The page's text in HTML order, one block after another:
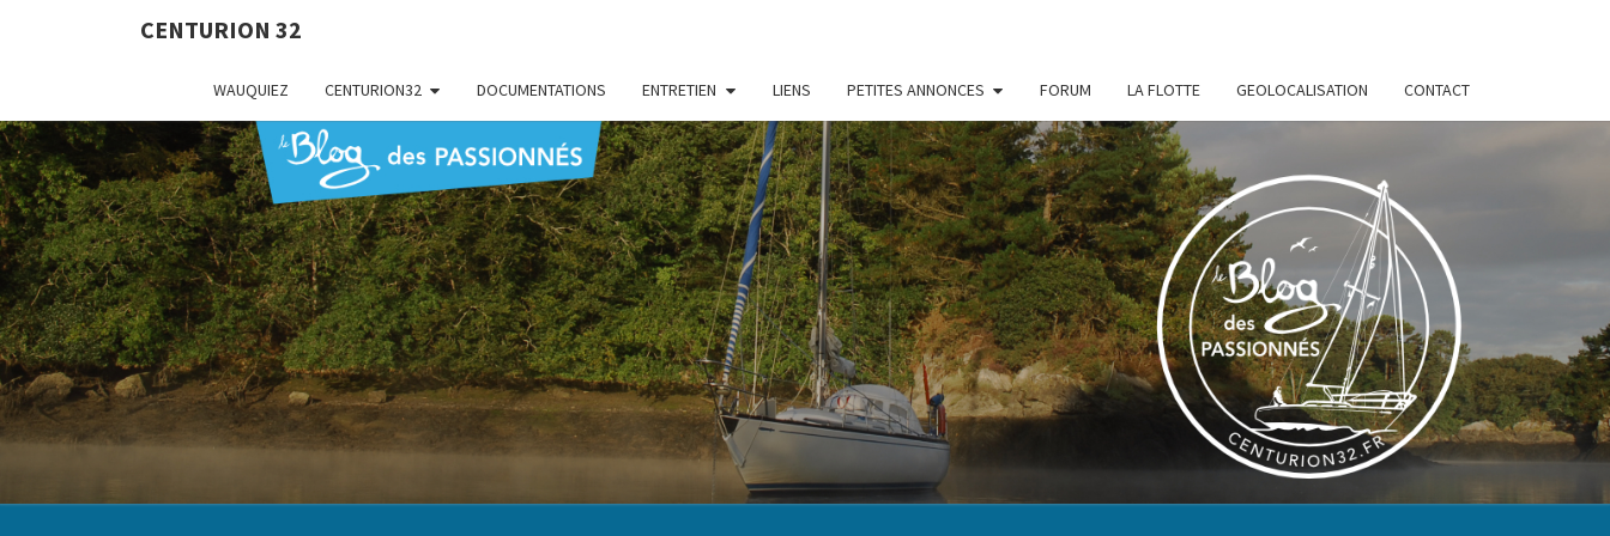
CENTURION 32
WAUQUIEZ CENTURION32 DOCUMENTATIONS ENTRETIEN LIENS PETITES ANNONCES FORUM LA FLOTTE GEOLOCALISATION CONTACT
CENTURION
32
Le Blog
Des
Passionnés